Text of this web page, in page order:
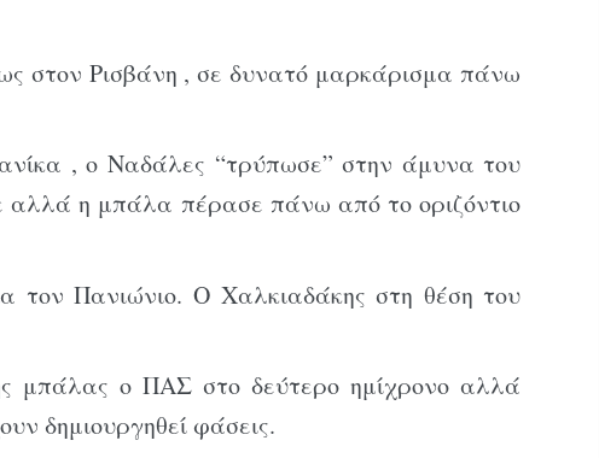
στον Ρισβάνη , σε δυνατό μαρκάρισμα πάνω
, ο Ναδάλες “τρύπωσε” στην άμυνα του
αλλά η μπάλα πέρασε πάνω από το οριζόντιο
τον Πανιώνιο. Ο Χαλκιαδάκης στη θέση του
μπάλας ο ΠΑΣ στο δεύτερο ημίχρονο αλλά
δημιουργηθεί φάσεις.